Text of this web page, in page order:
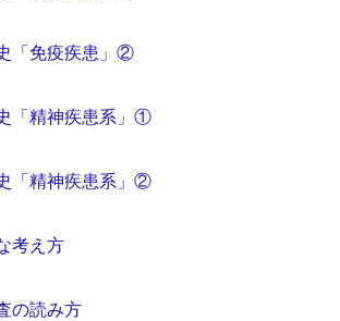
「免疫疾患」②
「精神疾患系」①
「精神疾患系」②
考え方
の読み方